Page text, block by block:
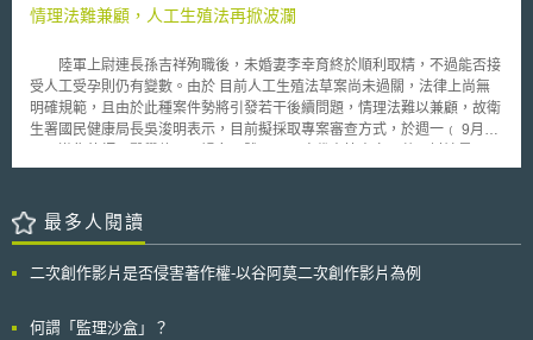
會從事任何歧視性及反競爭行為，亦不可有危及用戶隱私之行為。 在
是完成，未來等業者完成測試，相關利用頻譜的設備上市之後，可望為無線
通訊市場帶來更多低成本的選擇。
料、企業擔任資料管理者議題等)，主題聚焦於「情報蒐集」行為的監督，
公開形式進行； 促進、保護基本人權之相關措施； 保障與救濟措施(隱私特
別報告員建議採國際性層次)； 責任與透明度； 為蒐集、討論實務實踐狀
況； 對政府監督行為之進一步討論； 尋求與公民溝通管道； 基於放寬安全
部門、執法機關秘密性監督之必要； 基於對政府監督議題之公共論壇需
私權，隱私權的普世性(universality)於政府監督行為具特別意義； 隱私權如
何透過內國法、國際法的推動而更加落實； 透過更廣泛討論，關於監督的
法律文件及相關國際法規範可期待成熟發展。
情理法難兼顧，人工生殖法再掀波瀾
陸軍上尉連長孫吉祥殉職後，未婚妻李幸育終於順利取精，不過能否接
受人工受孕則仍有變數。由於 目前人工生殖法草案尚未過關，法律上尚無
明確規範，且由於此種案件勢將引發若干後續問題，情理法難以兼顧，故衛
生署國民健康局長吳浚明表示，目前擬採取專案審查方式，於週一﹙ 9月13
意李幸育進行人工受孕。 在正式同意人工受孕之前，如果有醫師私下
五條﹚，依同法二十五條之一予以懲戒。至於衛生署長侯勝茂先前表示，要
檢討人工生殖法草案之具體內容，放寬「不孕夫妻而且雙方健在」的限制，
查，如果等草案過了再行修正，退案修正一來一往間，將耗費相當時日，更
論。
最多人閱讀
二次創作影片是否侵害著作權-以谷阿莫二次創作影片為例
何謂「監理沙盒」？